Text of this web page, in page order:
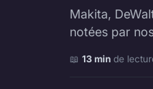
Makita,
notées par
📖 13 min de